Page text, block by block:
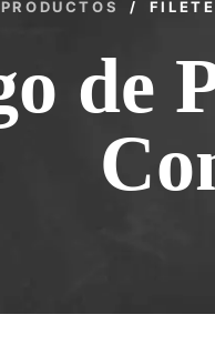
PRODUCTOS /
de